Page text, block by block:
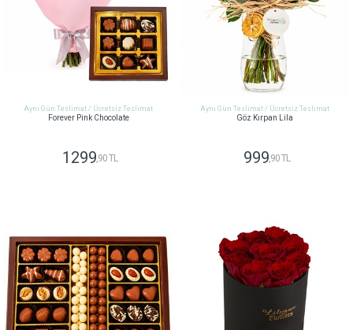
Aynı Gün Teslimat / Ücretsiz Teslimat
Forever Pink Chocolate
1299,90 TL
Aynı Gün Teslimat / Ücretsiz Teslimat
Göz Kırpan Lila
999,90 TL